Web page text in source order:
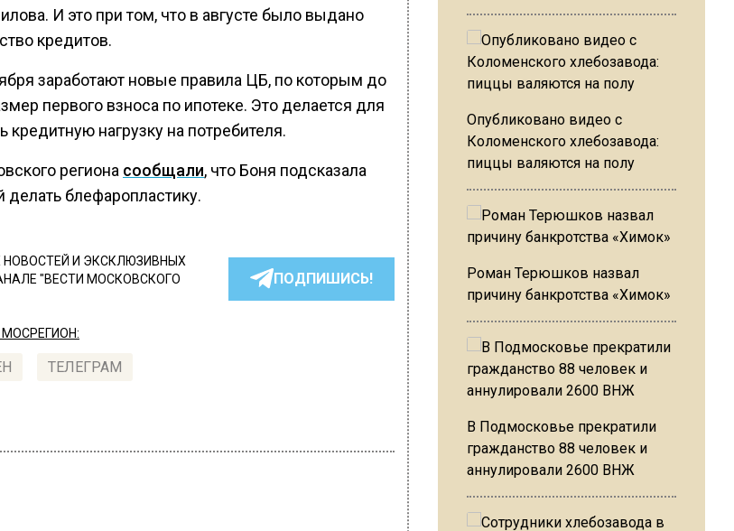
И это при том, что в августе было выдано
кредитов.
заработают новые правила ЦБ, по которым до
первого взноса по ипотеке. Это делается для
кредитную нагрузку на потребителя.
региона сообщали, что Боня подсказала
делать блефаропластику.
И ЭКСКЛЮЗИВНЫХ
"ВЕСТИ МОСКОВСКОГО
ПОДПИШИСЬ!
ТЕЛЕГРАМ
Опубликовано видео с
Коломенского хлебозавода:
пиццы валяются на полу
Роман Терюшков назвал
причину банкротства «Химок»
В Подмосковье прекратили
гражданство 88 человек и
аннулировали 2600 ВНЖ